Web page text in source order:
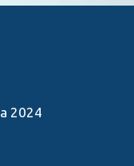
2024